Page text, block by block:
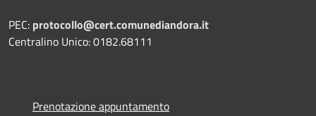
PEC: protocollo@cert.comunediandora.it
Centralino Unico: 0182.68111
Prenotazione appuntamento